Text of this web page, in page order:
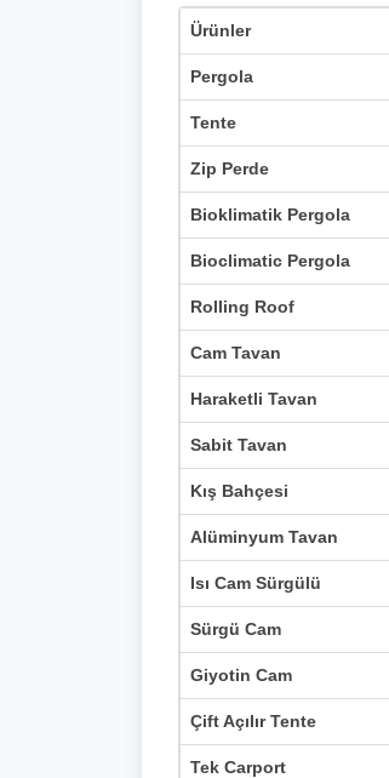
Ürünler
Pergola
Tente
Zip Perde
Bioklimatik Pergola
Bioclimatic Pergola
Rolling Roof
Cam Tavan
Haraketli Tavan
Sabit Tavan
Kış Bahçesi
Alüminyum Tavan
Isı Cam Sürgülü
Sürgü Cam
Giyotin Cam
Çift Açılır Tente
Tek Carport